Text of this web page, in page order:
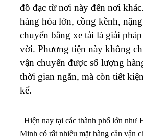
đồ đạc từ nơi này đến nơi
hàng hóa lớn, cồng kềnh,
chuyển bằng xe tải là giải
vời. Phương tiện này không
vận chuyển được số lượng
thời gian ngắn, mà còn tiết
kể.
Hiện nay tại các thành phố lớn như
Minh có rất nhiều mặt hàng cần vận